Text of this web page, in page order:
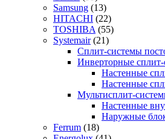
Samsung (13)
HITACHI (22)
TOSHIBA (55)
Systemair (21)
Сплит-системы
Инверторные
Настенные
Настенные
Мультисплит-
Настенные
Наружные
Ferrum (18)